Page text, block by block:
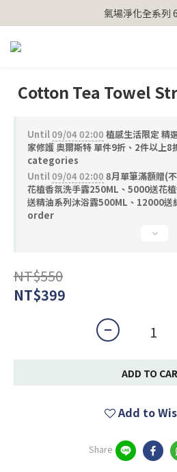
【官網獨家】首次消費 不限金額
氣場淨化全系列
【官網獨家】首次消費 不限金額
Cotton Tea Towel
Until09/04 02:00 植感生活限定 精
家修護 奧爾斯特 單件9折、2件以上
categories
Until09/04 02:00 8月單筆滿額贈(
花植香氛洗手露250ML、5000送花
送精油系列沐浴露500ML、12000
order
NT$550
NT$399
ADD TO
Add to
Share